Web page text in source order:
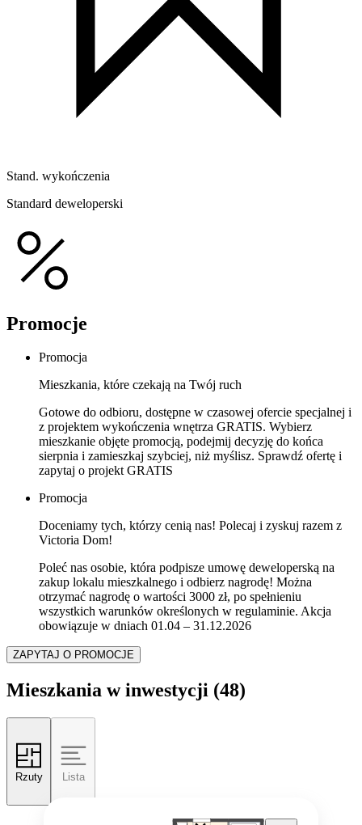
Stand. wykończenia
Standard deweloperski
Promocje
Promocja
Mieszkania, które czekają na Twój ruch
Gotowe do odbioru, dostępne w czasowej ofercie specjalnej i
z projektem wykończenia wnętrza GRATIS. Wybierz
mieszkanie objęte promocją, podejmij decyzję do końca
sierpnia i zamieszkaj szybciej, niż myślisz. Sprawdź ofertę i
zapytaj o projekt GRATIS
Promocja
Doceniamy tych, którzy cenią nas! Polecaj i zyskuj razem z
Victoria Dom!
Poleć nas osobie, która podpisze umowę deweloperską na
zakup lokalu mieszkalnego i odbierz nagrodę! Można
otrzymać nagrodę o wartości 3000 zł, po spełnieniu
wszystkich warunków określonych w regulaminie. Akcja
obowiązuje w dniach 01.04 – 31.12.2026
ZAPYTAJ O PROMOCJE
Mieszkania w inwestycji (48)
Rzuty Lista